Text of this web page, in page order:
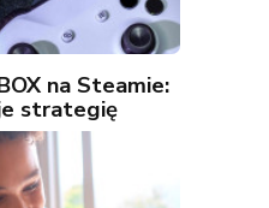
na Steamie:
strategię